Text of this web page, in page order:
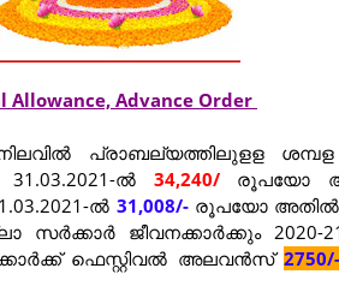
Allowance, Advance Order
പ്രാബല്യത്തിലുളള ശമ്പള
ൽ 34,240/ രൂപയോ
ൽ 31,008/-രൂപയോ
സർക്കാർ ജീവനക്കാർക്കും
ഫെസ്റ്റിവല്‍ അലവന്‍സ്2750/-